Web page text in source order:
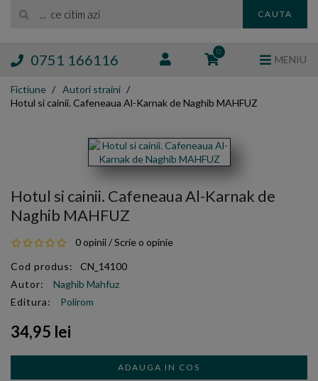
CAUTA
0751 166116 0
MENIU
BLOG
TAMAIE
Fictiune
Autori straini
Hotul si cainii. Cafeneaua Al-Karnak de Naghib MAHFUZ
Hotul si cainii. Cafeneaua Al-Karnak de
Naghib MAHFUZ
0 opinii/Scrie o opinie
Cod produs:
CN_14100
Autor:
Naghib Mahfuz
Editura:
Polirom
34,95 lei
ADAUGA IN COS